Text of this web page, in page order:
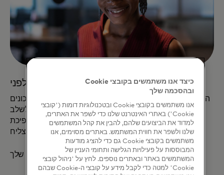
אני מומחה שמחפש להישאר צעד אחד לפני
הקמתם שיטות עבודה מומלצות לאבטחת סייבר, אך הסיכונים
המשתנים תמיד דורשים לקחת את פרוטוקולי ההגנה לשלב
הבא. הפיכת Mastercard לשותף אמין יכולה לעזור לך
שלוט באבטחה שלך
כיצד אנו משתמשים בקובצי Cookie
ובהסכמה שלך
אנו משתמשים בקובצי Cookie ובטכנולוגיות דומות ('קובצי
Cookie') באתרי האינטרנט שלנו כדי לשפר את האתרים,
למדוד את הביצועים שלהם, להבין את קהל המשתמשים
שלנו ולשפר את חווית המשתמש. באתרים מסוימים, אנו
משתמשים בקובצי Cookie גם כדי להציג מודעות
המבוססות על פעילויות הגלישה ותחומי העניין של
המשתמשים באתר ובאתרים נוספים. לחץ על 'ניהול קובצי
Cookie' למטה כדי לקבל מידע על קובצי ה-Cookie שבהם